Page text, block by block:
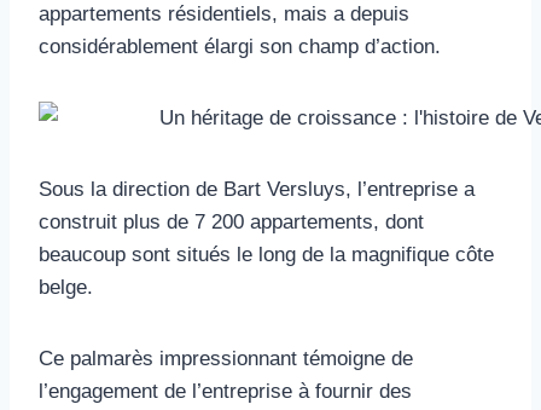
appartements résidentiels, mais a depuis
considérablement élargi son champ d’action.
Sous la direction de Bart Versluys, l’entreprise a
construit plus de 7 200 appartements, dont
beaucoup sont situés le long de la magnifique côte
belge.
Ce palmarès impressionnant témoigne de
l’engagement de l’entreprise à fournir des